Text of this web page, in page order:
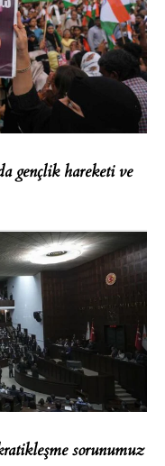
gençlik hareketi ve
sorunumuz